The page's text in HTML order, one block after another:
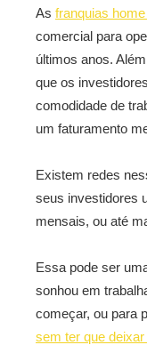
As franquias
comercial para
últimos anos.
que os
comodidade de
um faturamento
Existem redes
seus investidores
mensais, ou até
Essa pode ser
sonhou em
começar, ou para
sem ter que